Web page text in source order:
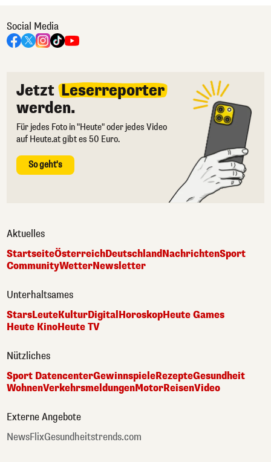
Social Media
Jetzt Leserreporter
werden.
Für jedes Foto in "Heute" oder jedes Video
auf Heute.at gibt es 50 Euro.
So geht's
Aktuelles
StartseiteÖsterreichDeutschlandNachrichtenSport
CommunityWetterNewsletter
Unterhaltsames
StarsLeuteKulturDigitalHoroskopHeute Games
Heute KinoHeute TV
Nützliches
Sport DatencenterGewinnspieleRezepteGesundheit
WohnenVerkehrsmeldungenMotorReisenVideo
Externe Angebote
NewsFlixGesundheitstrends.com